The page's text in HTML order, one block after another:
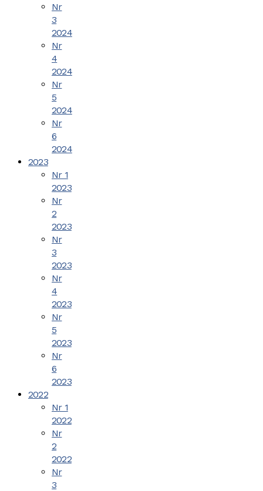
Nr
3
2024
Nr
4
2024
Nr
5
2024
Nr
6
2024
2023
Nr 1
2023
Nr
2
2023
Nr
3
2023
Nr
4
2023
Nr
5
2023
Nr
6
2023
2022
Nr 1
2022
Nr
2
2022
Nr
3